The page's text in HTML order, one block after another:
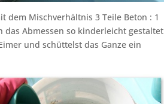
dem Mischverhältnis 3 Teile Beton : 1
das Abmessen so kinderleicht gestaltet
und schüttelst das Ganze ein